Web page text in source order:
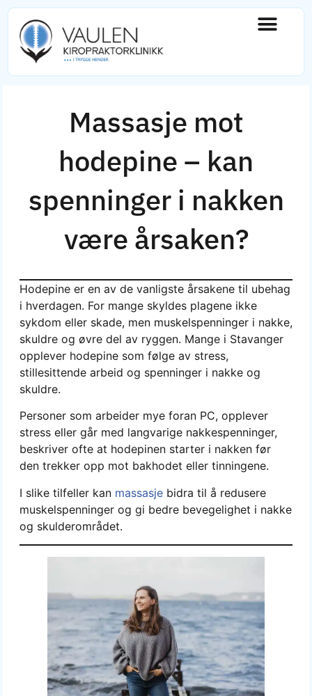
Massasje mot
hodepine – kan
spenninger i nakken
være årsaken?
Hodepine er en av de vanligste årsakene til ubehag
i hverdagen. For mange skyldes plagene ikke
sykdom eller skade, men muskelspenninger i nakke,
skuldre og øvre del av ryggen. Mange i Stavanger
opplever hodepine som følge av stress,
stillesittende arbeid og spenninger i nakke og
skuldre.
Personer som arbeider mye foran PC, opplever
stress eller går med langvarige nakkespenninger,
beskriver ofte at hodepinen starter i nakken før
den trekker opp mot bakhodet eller tinningene.
I slike tilfeller kan massasjebidra til å redusere
muskelspenninger og gi bedre bevegelighet i nakke
og skulderområdet.